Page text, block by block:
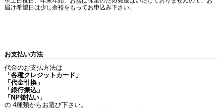
届け希望日は少し余裕をもってお申込み下さい。
お支払い方法
代金のお支払方法は
「各種クレジットカード」
「代金引換」
「銀行振込」
「NP後払い」
の 4種類からお選び下さい。